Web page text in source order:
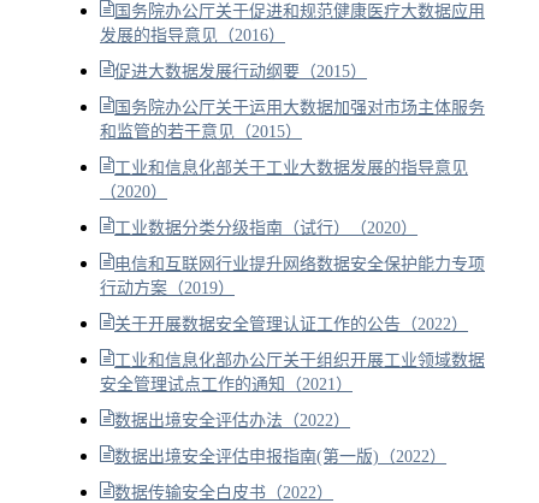
国务院办公厅关于促进和规范健康医疗大数据应用
发展的指导意见（2016）
促进大数据发展行动纲要（2015）
国务院办公厅关于运用大数据加强对市场主体服务
和监管的若干意见（2015）
工业和信息化部关于工业大数据发展的指导意见
（2020）
工业数据分类分级指南（试行）（2020）
电信和互联网行业提升网络数据安全保护能力专项
行动方案（2019）
关于开展数据安全管理认证工作的公告（2022）
工业和信息化部办公厅关于组织开展工业领域数据
安全管理试点工作的通知（2021）
数据出境安全评估办法（2022）
数据出境安全评估申报指南(第一版)（2022）
数据传输安全白皮书（2022）